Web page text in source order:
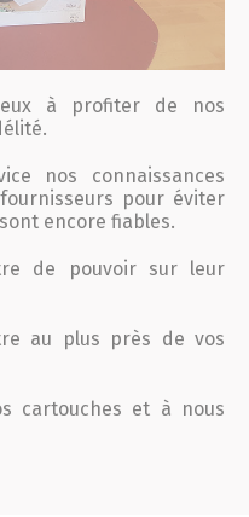
à profiter de nos
nos connaissances
pour éviter
encore fiables.
de pouvoir sur leur
au plus près de vos
cartouches et à nous